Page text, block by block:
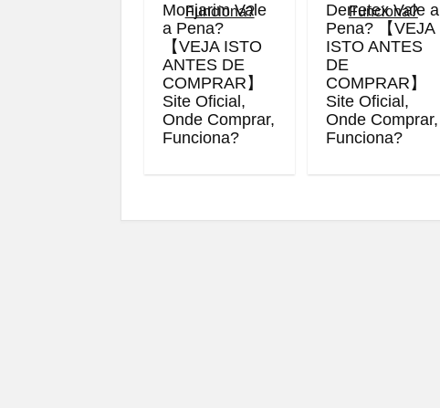
Monjarim Vale
a Pena?
【VEJA ISTO
ANTES DE
COMPRAR】
Site Oficial,
Onde Comprar,
Funciona?
Derretex Vale a
Pena? 【VEJA
ISTO ANTES
DE
COMPRAR】
Site Oficial,
Onde Comprar,
Funciona?